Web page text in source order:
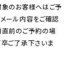
象のお客様へはご予
ール内容をご確認
直前のご予約の場
ご了承下さいま